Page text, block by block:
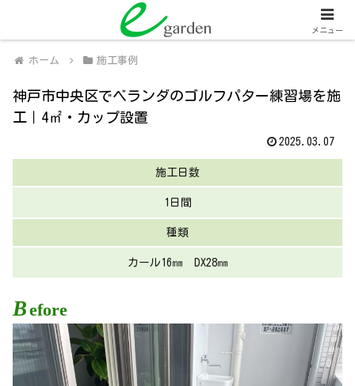
人工芝販売・施工、外壁塗装・施工
ホーム 施工事例
神戸市中央区でベランダのゴルフパター練習場を施
工｜4㎡・カップ設置
2025.03.07
施工日数
1日間
種類
カール16㎜ DX28㎜
Before
メニュー